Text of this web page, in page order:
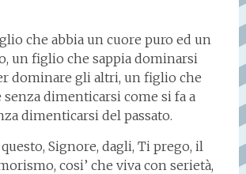
che abbia un cuore puro ed un
un figlio che sappia dominarsi
dominare gli altri, un figlio che
senza dimenticarsi come si fa a
dimenticarsi del passato.
Signore, dagli, Ti prego, il
cosi’ che viva con serietà,